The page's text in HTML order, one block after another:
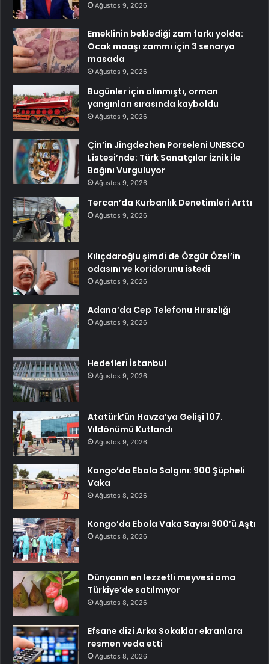
Ağustos 9, 2026
Emeklinin beklediği zam farkı yolda:
Ocak maaşı zammı için 3 senaryo
masada
Ağustos 9, 2026
Bugünler için alınmıştı, orman
yangınları sırasında kayboldu
Ağustos 9, 2026
Çin’in Jingdezhen Porseleni UNESCO
Listesi’nde: Türk Sanatçılar İznik ile
Bağını Vurguluyor
Ağustos 9, 2026
Tercan’da Kurbanlık Denetimleri Arttı
Ağustos 9, 2026
Kılıçdaroğlu şimdi de Özgür Özel’in
odasını ve koridorunu istedi
Ağustos 9, 2026
Adana’da Cep Telefonu Hırsızlığı
Ağustos 9, 2026
Hedefleri İstanbul
Ağustos 9, 2026
Atatürk’ün Havza’ya Gelişi 107.
Yıldönümü Kutlandı
Ağustos 9, 2026
Kongo’da Ebola Salgını: 900 Şüpheli
Vaka
Ağustos 8, 2026
Kongo’da Ebola Vaka Sayısı 900’ü Aştı
Ağustos 8, 2026
Dünyanın en lezzetli meyvesi ama
Türkiye’de satılmıyor
Ağustos 8, 2026
Efsane dizi Arka Sokaklar ekranlara
resmen veda etti
Ağustos 8, 2026